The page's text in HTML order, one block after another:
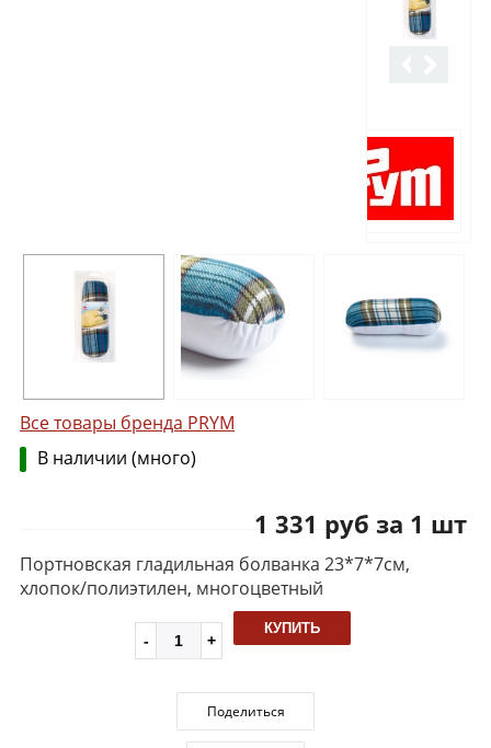
Все товары бренда PRYM
В наличии (много)
1 331 руб за 1 шт
Портновская гладильная болванка 23*7*7см,
хлопок/полиэтилен, многоцветный
КУПИТЬ
Поделиться